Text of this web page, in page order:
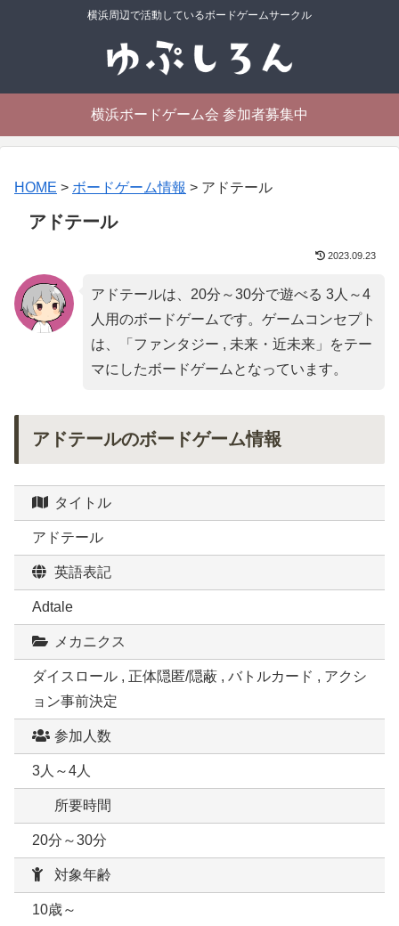
横浜周辺で活動しているボードゲームサークル
横浜ボードゲーム会 参加者募集中
HOME > ボードゲーム情報 > アドテール
アドテール
2023.09.23
アドテールは、20分～30分で遊べる 3人～4
人用のボードゲームです。ゲームコンセプト
は、「 ファンタジー , 未来・近未来」をテー
マにしたボードゲームとなっています。
アドテールのボードゲーム情報
タイトル
アドテール
英語表記
Adtale
メカニクス
ダイスロール , 正体隠匿/隠蔽 , バトルカード , アクシ
ョン事前決定
参加人数
3人～4人
所要時間
20分～30分
対象年齢
10歳～